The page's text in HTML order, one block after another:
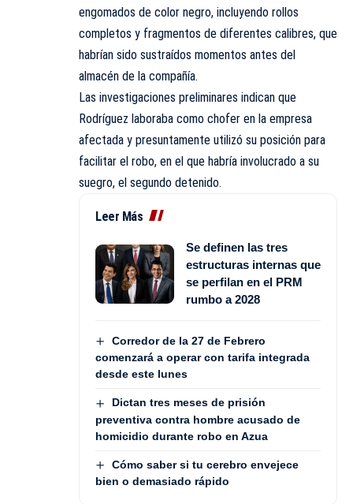
engomados de color negro, incluyendo rollos
completos y fragmentos de diferentes calibres, que
habrían sido sustraídos momentos antes del
almacén de la compañía.
Las investigaciones preliminares indican que
Rodríguez laboraba como chofer en la empresa
afectada y presuntamente utilizó su posición para
facilitar el robo, en el que habría involucrado a su
suegro, el segundo detenido.
Leer Más
Se definen las tres
estructuras internas que
se perfilan en el PRM
rumbo a 2028
Corredor de la 27 de Febrero
comenzará a operar con tarifa integrada
desde este lunes
Dictan tres meses de prisión
preventiva contra hombre acusado de
homicidio durante robo en Azua
Cómo saber si tu cerebro envejece
bien o demasiado rápido